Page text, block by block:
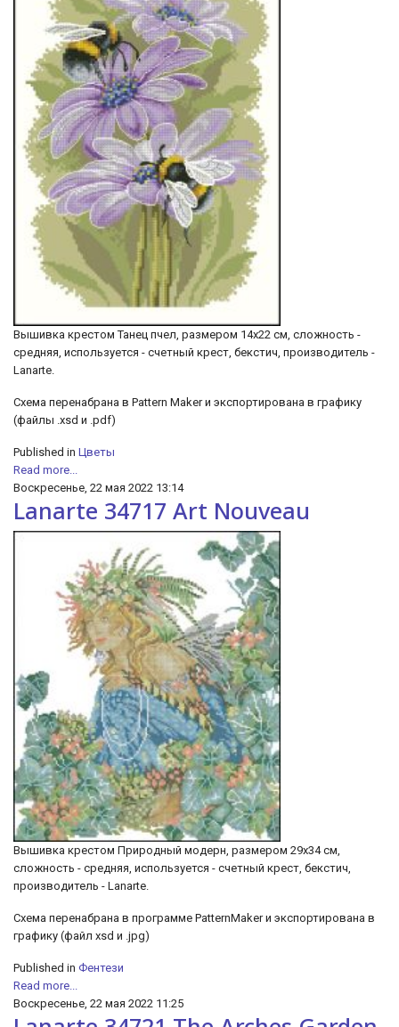
Вышивка крестом Танец пчел, размером 14х22 см, сложность -
средняя, используется - счетный крест, бекстич, производитель -
Lanarte.
Схема перенабрана в Pattern Maker и экспортирована в графику
(файлы .xsd и .pdf)
Published in Цветы
Read more...
Воскресенье, 22 мая 2022 13:14
Lanarte 34717 Art Nouveau
Вышивка крестом Природный модерн, размером 29х34 см,
сложность - средняя, используется - счетный крест, бекстич,
производитель - Lanarte.
Схема перенабрана в программе PatternMaker и экспортирована в
графику (файл xsd и .jpg)
Published in Фентези
Read more...
Воскресенье, 22 мая 2022 11:25